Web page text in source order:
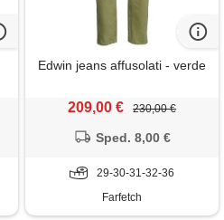
Edwin jeans affusolati - verde
209,00 € 230,00 €
Sped. 8,00 €
29-30-31-32-36
Farfetch